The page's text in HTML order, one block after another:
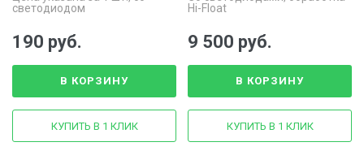
светодиодом
190 руб.
В КОРЗИНУ
КУПИТЬ В 1 КЛИК
Hi-Float
9 500 руб.
В КОРЗИНУ
КУПИТЬ В 1 КЛИК